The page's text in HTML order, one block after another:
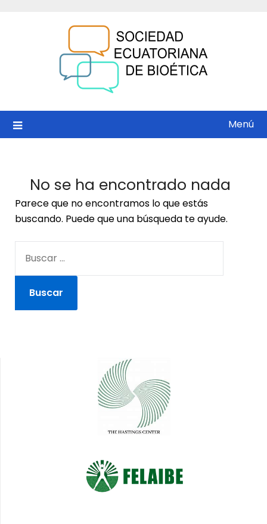
Menú
No se ha encontrado nada
Parece que no encontramos lo que estás
buscando. Puede que una búsqueda te ayude.